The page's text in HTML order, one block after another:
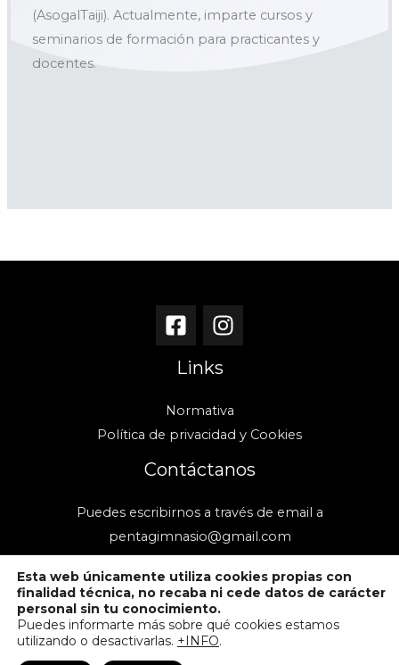
(AsogalTaiji). Actualmente, imparte cursos y
seminarios de formación para practicantes y
docentes.
Links
Normativa
Política de privacidad y Cookies
Contáctanos
Puedes escribirnos a través de email a
pentagimnasio@gmail.com
Esta web únicamente utiliza cookies propias con
finalidad técnica, no recaba ni cede datos de carácter
personal sin tu conocimiento.
Puedes informarte más sobre qué cookies estamos
utilizando o desactivarlas. +INFO.